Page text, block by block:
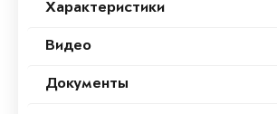
Характеристики
Видео
Документы